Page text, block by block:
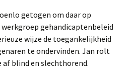
getogen om daar op
gehandicaptenbeleid
wijze de toegankelijkheid
te ondervinden. Jan rolt
af blind en slechthorend.